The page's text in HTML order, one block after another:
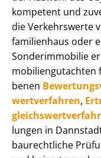
kompetent und
die Verkehrswerte
fa­mi­li­en­haus oder
Sonderimmobilie
mo­bi­li­en­gut­ach­ten
be­nen
wert­ver­fah­ren,
lun­gen in
baurechtliche